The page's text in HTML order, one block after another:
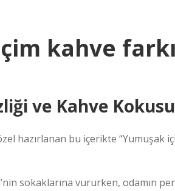
kahve
ve Kahve Kokusu
hazırlanan bu içerikte “Yumuşak
sokaklarına vururken, odamın